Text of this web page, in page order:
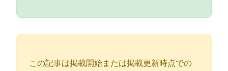
この記事は掲載開始または掲載更新時点での